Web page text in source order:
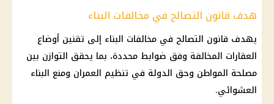
هدف قانون التصالح في مخالفات البناء
يهدف قانون التصالح في مخالفات البناء إلى تقنين أوضاع
العقارات المخالفة وفق ضوابط محددة، بما يحقق التوازن بين
مصلحة المواطن وحق الدولة في تنظيم العمران ومنع البناء
العشوائي.